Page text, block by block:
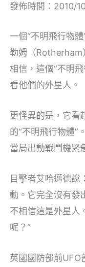
發佈時間：2010/
一個“不明飛行物
勒姆（Rotherham
相信，這個“不明
看他們的外星人。
更怪異的是，它看
的“不明飛行物體”
當局出動戰鬥機緊
目擊者艾哈邁德說
動。它完全沒有發
不相信這是外星人
呢？”
英國國防部前